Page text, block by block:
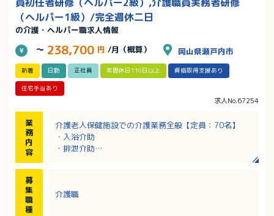
（ヘルパー1級）/完全週休二日
の介護・ヘルパー職求人情報
～ 238,700 円 /月（概算） 岡山県瀬戸内市
新着 日勤 正社員 年間休日110日以上 資格取得支援あり
住宅手当あり
求人No.67254
業
務
内
容
介護老人保健施設での介護業務全般【定員：70名】
・入浴介助
・排泄介助
募
集
職
種
介護職